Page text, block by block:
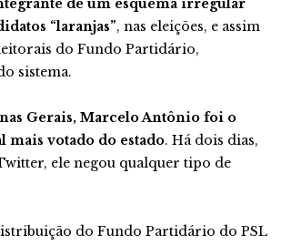
de um esquema irregular
“laranjas”, nas eleições, e assim
do Fundo Partidário,
sistema.
Gerais, Marcelo Antônio foi o
mais votado do estado. Há dois dias,
ele negou qualquer tipo de
do Fundo Partidário do PSL